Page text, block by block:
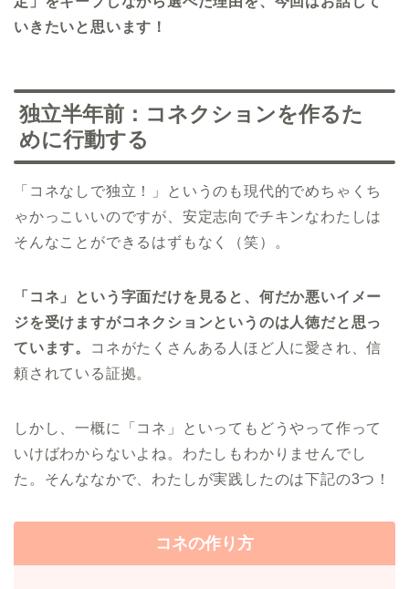
いきたいと思います！
独立半年前：コネクションを作るた
めに行動する
「コネなしで独立！」というのも現代的でめちゃくち
ゃかっこいいのですが、安定志向でチキンなわたしは
そんなことができるはずもなく（笑）。
「コネ」という字面だけを見ると、何だか悪いイメー
ジを受けますがコネクションというのは人徳だと思っ
ています。
コネがたくさんある人ほど人に愛され、信
頼されている証拠。
しかし、一概に「コネ」といってもどうやって作って
いけばわからないよね。わたしもわかりませんでし
た。そんななかで、わたしが実践したのは下記の3つ！
コネの作り方